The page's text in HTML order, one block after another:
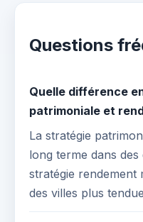
Questions
Quelle différence
patrimoniale et
La stratégie
long terme dans
stratégie rendement
des villes plus